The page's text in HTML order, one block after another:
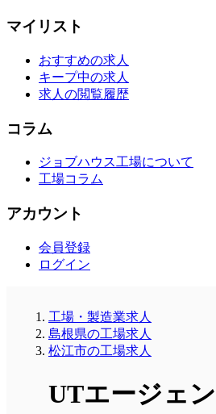
マイリスト
おすすめの求人
キープ中の求人
求人の閲覧履歴
コラム
ジョブハウス工場について
工場コラム
アカウント
会員登録
ログイン
工場・製造業求人
島根県の工場求人
松江市の工場求人
UTエージェ